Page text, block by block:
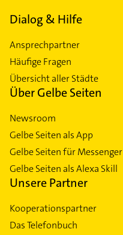
Dialog & Hilfe
Ansprechpartner
Häufige Fragen
Übersicht aller Städte
Über Gelbe Seiten
Newsroom
Gelbe Seiten als App
Gelbe Seiten für Messenger
Gelbe Seiten als Alexa Skill
Unsere Partner
Kooperationspartner
Das Telefonbuch